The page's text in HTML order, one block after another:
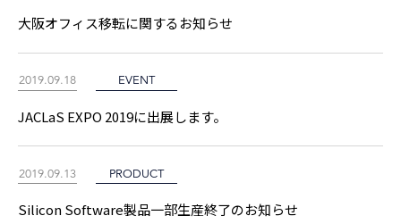
大阪オフィス移転に関するお知らせ
2019.09.18 EVENT
JACLaS EXPO 2019に出展します。
2019.09.13 PRODUCT
Silicon Software製品一部生産終了のお知らせ